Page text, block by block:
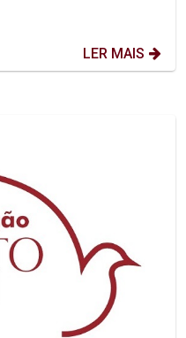
LER MAIS